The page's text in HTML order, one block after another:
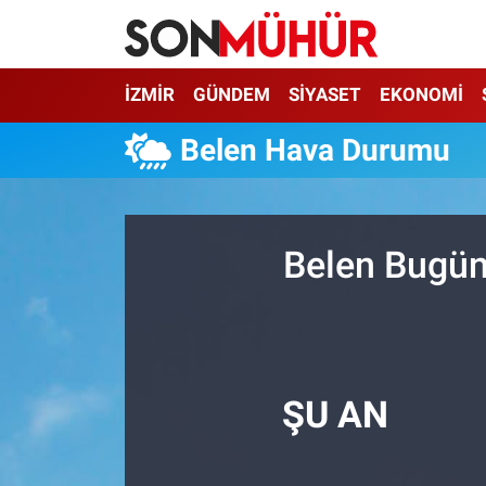
İZMİR GÜNDEM SİYASET EKONOMİ
Belen Hava Durumu
Belen
ŞU AN
İzmir Nöbetçi Eczaneler
İzmir Hava Durumu
İzmir Trafik Yoğunluk Haritası